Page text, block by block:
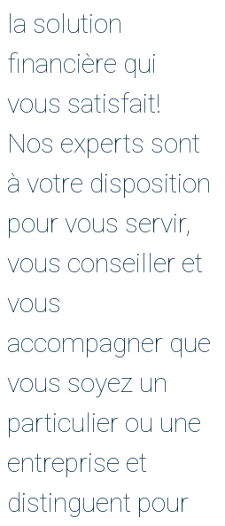
la solution
financière qui
vous satisfait!
Nos experts sont
à votre disposition
pour vous servir,
vous conseiller et
vous
accompagner que
vous soyez un
particulier ou une
entreprise et
distinguent pour